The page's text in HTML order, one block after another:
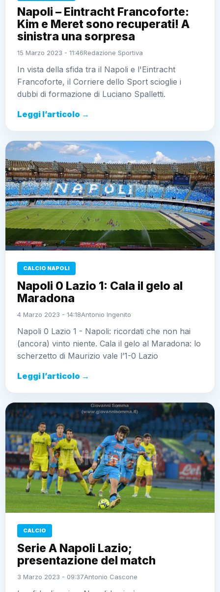
Napoli – Eintracht Francoforte:
Kim e Meret sono recuperati! A
sinistra una sorpresa
15 Marzo 2023 - 11:46Redazione Sportiva
In vista della sfida tra il Napoli e l'Eintracht
Francoforte, il Corriere dello Sport scioglie i
dubbi di formazione di Luciano Spalletti.
Leggi l’articolo →
CALCIO NAPOLI
Napoli 0 Lazio 1: Cala il gelo al
Maradona
4 Marzo 2023 - 14:18Antonio Ingenito
Napoli 0 Lazio 1 - Napoli: ricordati che non hai
(ancora) vinto niente. Cala il gelo al Maradona: lo
scherzetto di Maurizio vale l’1-0 Lazio
Leggi l’articolo →
CALCIO
Serie A Napoli Lazio;
presentazione del match
3 Marzo 2023 - 09:37Antonio Cascone